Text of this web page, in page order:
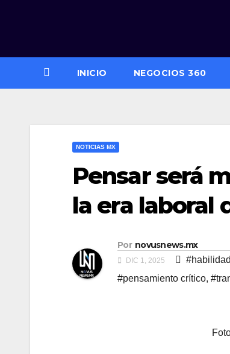
INICIO NEGOCIOS 360
NOTICIAS MX
Pensar será
la era laboral
Por novusnews.mx
DIC 1, 2025
#pensamiento crítico,